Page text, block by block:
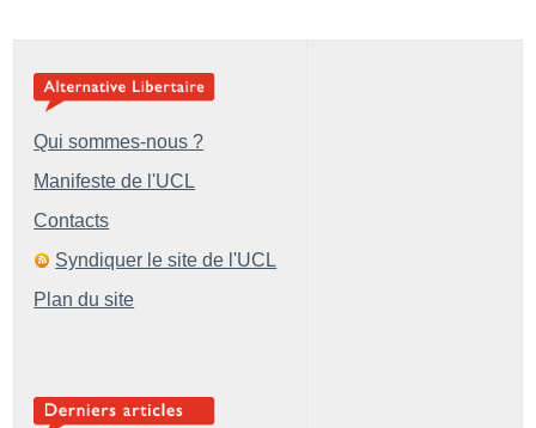
Qui sommes-nous ?
Manifeste de l'UCL
Contacts
Syndiquer le site de l'UCL
Plan du site